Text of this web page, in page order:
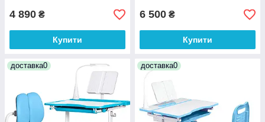
4 890 ₴
Купити
6 500 ₴
Купити
доставка0 доставка0